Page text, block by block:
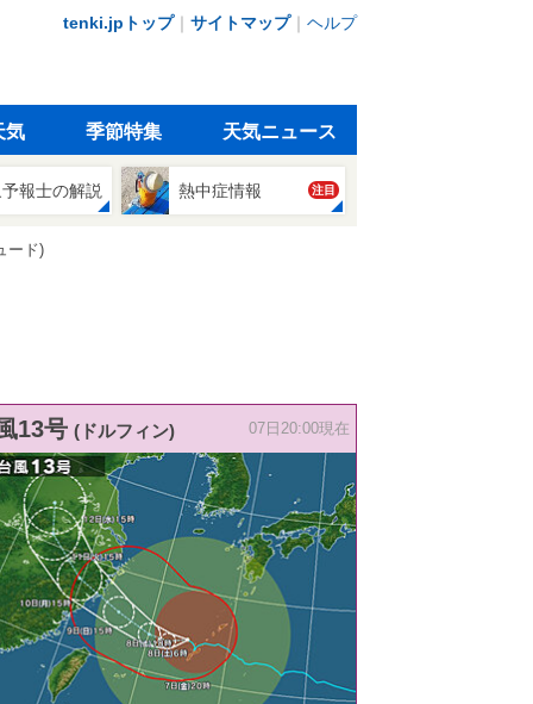
tenki.jpトップ｜ サイトマップ｜ ヘルプ
気 季節特集 天気ニュース
報士の解説 熱中症情報 注目
ード)
13号 (ドルフィン) 07日20:00現在